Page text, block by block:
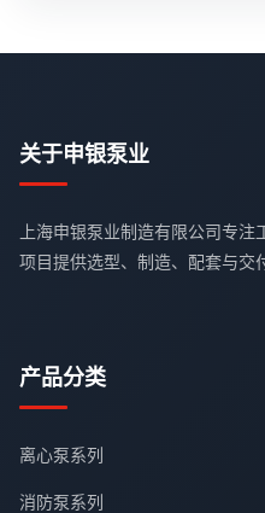
关于申银泵业
上海申银泵业制造有限公司专
项目提供选型、制造、配套与交
产品分类
离心泵系列
消防泵系列